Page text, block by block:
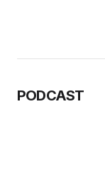
PODCAST